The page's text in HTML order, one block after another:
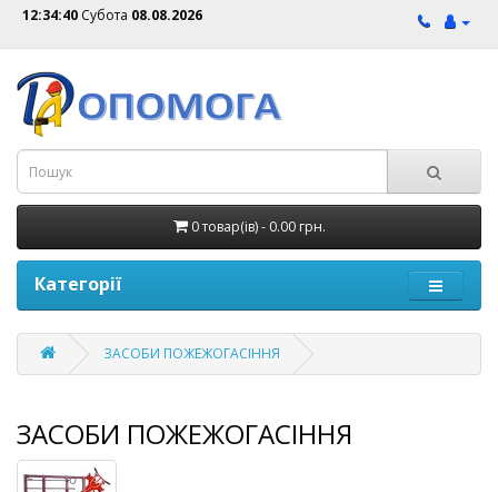
12:34:40 Субота 08.08.2026
0 товар(ів) - 0.00 грн.
Категорії
ЗАСОБИ ПОЖЕЖОГАСIННЯ
ЗАСОБИ ПОЖЕЖОГАСIННЯ